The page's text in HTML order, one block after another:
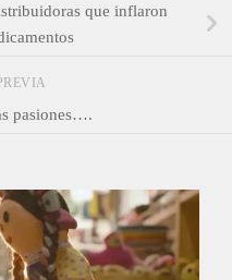
que inflaron
pasiones….